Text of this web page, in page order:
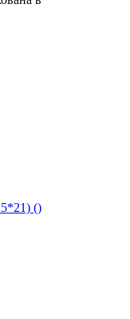
()